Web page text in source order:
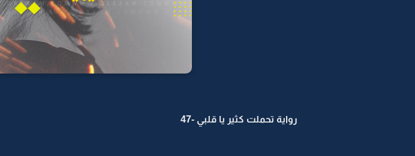
رواية تحملت كثير يا قلبي -47